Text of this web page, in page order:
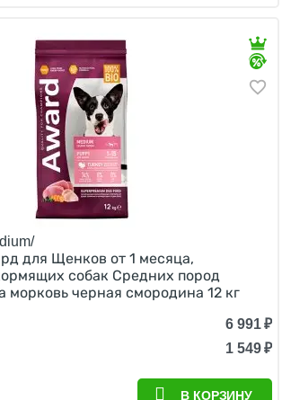
для Щенков от 1 месяца,
собак Средних пород
морковь черная смородина 12 кг
6 991₽
1 549₽
В КОРЗИНУ